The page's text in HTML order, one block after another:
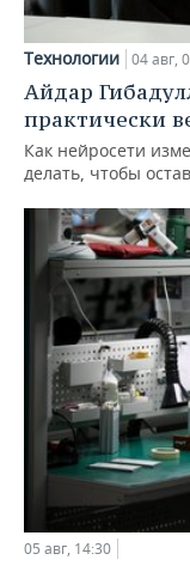
Технологии 04 авг,
Айдар
практически
Как нейросети
делать, чтобы
05 авг, 14:30